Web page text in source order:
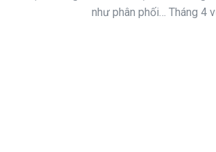
như phân phối… Tháng 4